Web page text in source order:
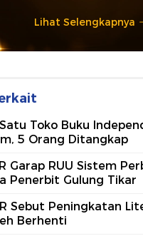
Lihat Selengkapnya
Toko Buku
5 Orang Ditangkap
Garap RUU Sistem
Penerbit Gulung Tikar
Sebut Peningkatan
Berhenti